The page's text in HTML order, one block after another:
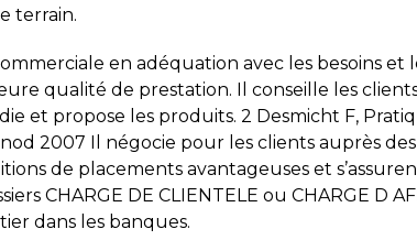
terrain.
en adéquation avec les besoins et
qualité de prestation. Il conseille les
et propose les produits. 2 Desmicht F,
2007 Il négocie pour les clients auprès
de placements avantageuses et
CHARGE DE CLIENTELE ou CHARGE D
dans les banques.